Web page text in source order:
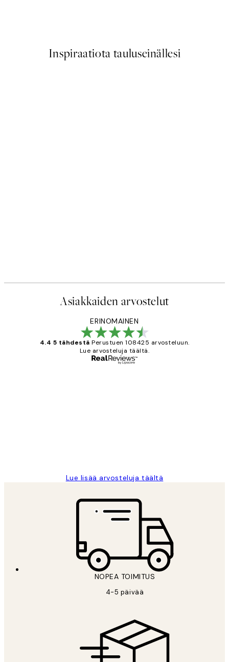
Inspiraatiota tauluseinällesi
Asiakkaiden arvostelut
ERINOMAINEN
4.4 5 tähdestä Perustuen 108425 arvosteluun.
Lue arvosteluja täältä.
Lue lisää arvosteluja täältä
NOPEA TOIMITUS
4-5 päivää